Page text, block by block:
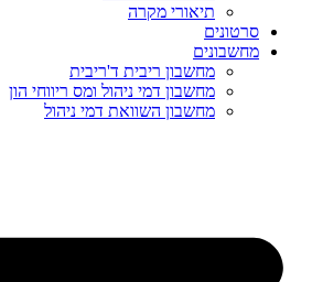
תיאורי מקרה
סרטונים
מחשבונים
מחשבון ריבית ד'ריבית
מחשבון דמי ניהול ומס ריווחי הון
מחשבון השוואת דמי ניהול